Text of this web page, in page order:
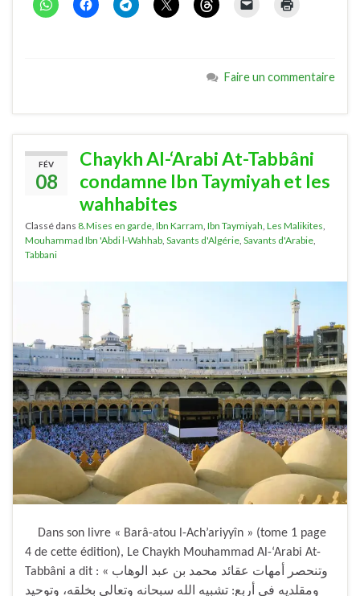
Faire un commentaire
FÉV
08
Chaykh Al-‘Arabi At-Tabbâni
condamne Ibn Taymiyah et les
wahhabites
Classé dans 8.Mises en garde Ibn Karram Ibn Taymiyah Les Malikites
Mouhammad Ibn 'Abdi l-Wahhab Savants d'Algérie Savants d'Arabie
Tabbani
Dans son livre « Barâ-atou l-Ach’ariyyîn » (tome 1 page
4 de cette édition), Le Chaykh Mouhammad Al-‘Arabi At-
Tabbâni a dit : « وتنحصر أمهات عقائد محمد بن عبد الوهاب
ومقلديه في أربع: تشبيه الله سبحانه وتعالى بخلقه، وتوحيد